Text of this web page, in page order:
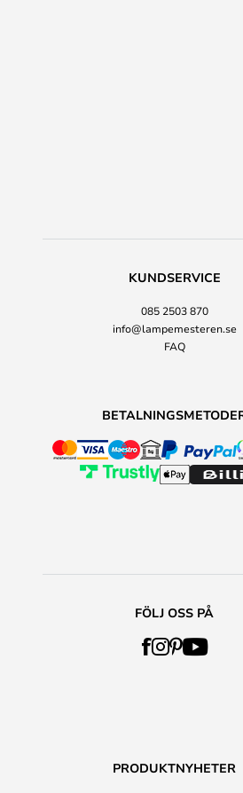
KUNDSERVICE
085 2503 870
info@lampemesteren.se
FAQ
FÖLJ OSS PÅ
PRODUKTNYHETER